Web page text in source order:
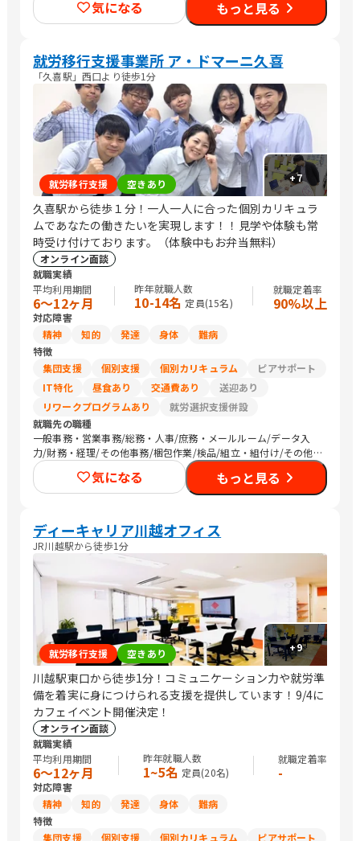
気になる もっと見る
就労移行支援事業所 ア・ドマーニ久喜
「久喜駅」西口より徒歩1分
+7
就労移行支援 空きあり
久喜駅から徒歩１分！一人一人に合った個別カリキュラ
ムであなたの働きたいを実現します！！見学や体験も常
時受け付けております。（体験中もお弁当無料）
オンライン面談
就職実績
平均利用期間
6〜12ヶ月
昨年就職人数
10-14名 定員(15名)
就職定着率
90%以上
対応障害
精神
知的 発達 身体
難病
特徴
集団支援
個別支援 個別カリキュラム
ピアサポート
IT特化
昼食あり 交通費あり
送迎あり
リワークプログラムあり
就労選択支援併設
就職先の職種
一般事務・営業事務/総務・人事/庶務・メールルーム/データ入
力/財務・経理/その他事務/梱包作業/検品/組立・組付け/その他
軽作業/営業（個人向け）/販売スタッフ・接客/介護職員・ヘルパ
ー/その他専門職/清掃/トラック運転手/農作業
気になる もっと見る
ディーキャリア川越オフィス
JR川越駅から徒歩1分
+9
就労移行支援 空きあり
川越駅東口から徒歩1分！コミュニケーション力や就労準
備を着実に身につけられる支援を提供しています！9/4に
カフェイベント開催決定！
オンライン面談
就職実績
平均利用期間
6〜12ヶ月
昨年就職人数
1~5名 定員(20名)
就職定着率
-
対応障害
精神
知的 発達 身体
難病
特徴
集団支援
個別支援 個別カリキュラム ピアサポート